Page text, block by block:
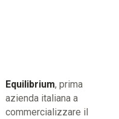
Equilibrium, prima
azienda italiana a
commercializzare il